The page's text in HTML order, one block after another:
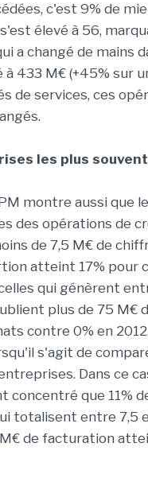
c'est 9% de
élevé à 56,
a changé de mains
à 433 M€ (+45% sur
de services, ces
les plus
montre aussi que
des opérations de
de 7,5 M€ de
atteint 17% pour
qui génèrent
plus de 75 M€
contre 0% en
s'agit de
Dans ce
concentré que 11%
totalisent entre 7,5
de facturation